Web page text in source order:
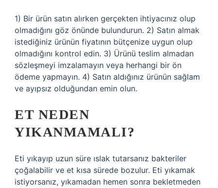
1) Bir ürün satın alırken gerçekten ihtiyacınız olup
olmadığını göz önünde bulundurun. 2) Satın almak
istediğiniz ürünün fiyatının bütçenize uygun olup
olmadığını kontrol edin. 3) Ürünü teslim almadan
sözleşmeyi imzalamayın veya herhangi bir ön
ödeme yapmayın. 4) Satın aldığınız ürünün sağlam
ve ayıpsız olduğundan emin olun.
ET NEDEN
YIKANMAMALI?
Eti yıkayıp uzun süre ıslak tutarsanız bakteriler
çoğalabilir ve et kısa sürede bozulur. Eti yıkamak
istiyorsanız, yıkamadan hemen sonra bekletmeden